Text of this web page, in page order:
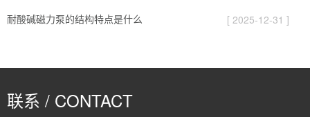
耐酸碱磁力泵的结构特点是什么
[ 2025-12-31 ]
联系 / CONTACT